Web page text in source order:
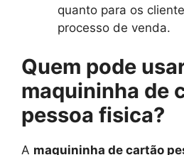
quanto para os
processo de venda.
Quem pode
maquininha de
pessoa fisica?
A maquininha de cartão